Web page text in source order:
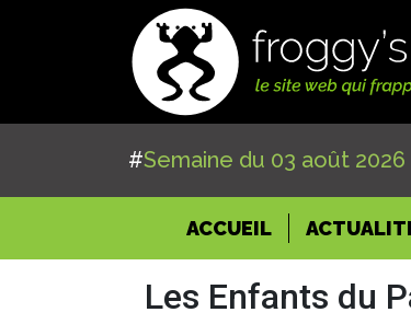
#Semaine du 03 août
ACCUEIL(CURRENT)
Les Enfants du